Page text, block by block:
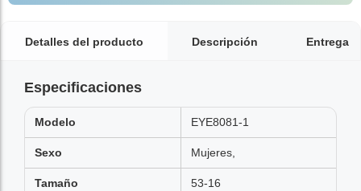
Detalles del producto Descripción Entrega
Especificaciones
Modelo EYE8081-1
Sexo Mujeres,
Tamaño 53-16